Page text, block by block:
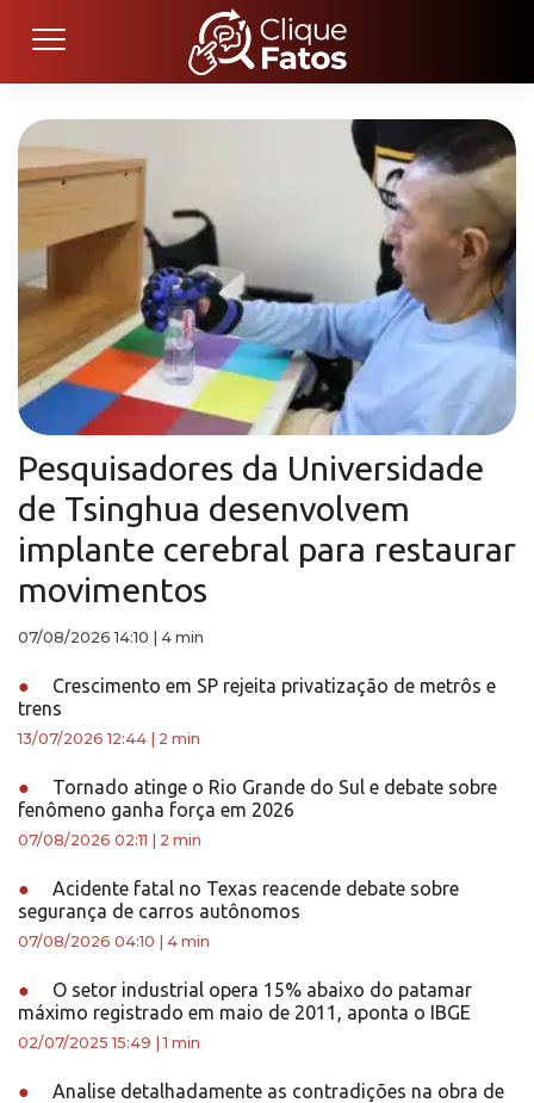
Pesquisadores da Universidade
de Tsinghua desenvolvem
implante cerebral para restaurar
movimentos
07/08/2026 14:10 4 min
●
Crescimento em SP rejeita privatização de metrôs e
trens
13/07/2026 12:44 2 min
●
Tornado atinge o Rio Grande do Sul e debate sobre
fenômeno ganha força em 2026
07/08/2026 02:11 2 min
●
Acidente fatal no Texas reacende debate sobre
segurança de carros autônomos
07/08/2026 04:10 4 min
●
O setor industrial opera 15% abaixo do patamar
máximo registrado em maio de 2011, aponta o IBGE
02/07/2025 15:49 |1 min
●
Analise detalhadamente as contradições na obra de